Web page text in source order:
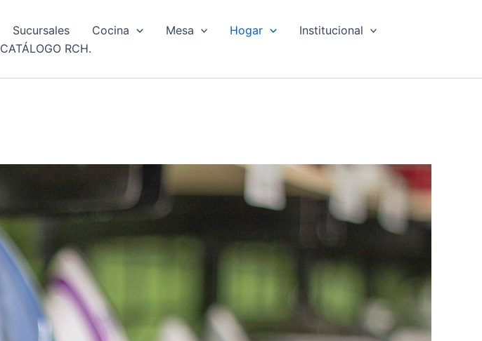
Sucursales Cocina Mesa Hogar
Institucional
CATÁLOGO RCH.